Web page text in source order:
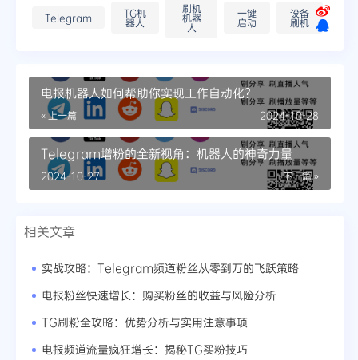
Telegram TG机
器人
刷机
机器
人
一键
启动
设备
刷机
电报机器人如何帮助你实现工作自动化？
« 上一篇 2024-10-28
Telegram增粉的全新视角：机器人的神奇力量
下一篇 »
2024-10-27
相关文章
实战攻略：Telegram频道粉丝从零到万的飞跃策略
电报粉丝快速增长：购买粉丝的收益与风险分析
TG刷粉全攻略：优势分析与实用注意事项
电报频道流量疯狂增长：揭秘TG买粉技巧